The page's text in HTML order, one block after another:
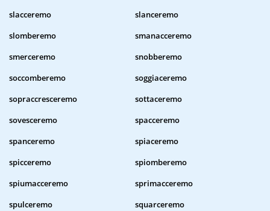
slacceremo
slanceremo
slomberemo
smanacceremo
smerceremo
snobberemo
soccomberemo
soggiaceremo
sopraccresceremo
sottaceremo
sovesceremo
spacceremo
spanceremo
spiaceremo
spicceremo
spiomberemo
spiumacceremo
sprimacceremo
spulceremo
squarceremo